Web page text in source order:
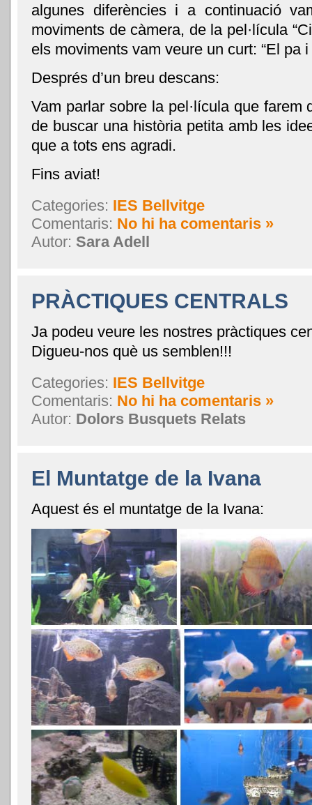
algunes diferències i a continuació
moviments de càmera, de la pel·lícula
els moviments vam veure un curt: “El pa i
Després d’un breu descans:
Vam parlar sobre la pel·lícula que
de buscar una història petita amb les
que a tots ens agradi.
Fins aviat!
Categories: IES Bellvitge
Comentaris: No hi ha comentaris »
Autor: Sara Adell
PRÀCTIQUES CENTRALS
Ja podeu veure les nostres pràctiques
Digueu-nos què us semblen!!!
Categories: IES Bellvitge
Comentaris: No hi ha comentaris »
Autor: Dolors Busquets Relats
El Muntatge de la Ivana
Aquest és el muntatge de la Ivana: